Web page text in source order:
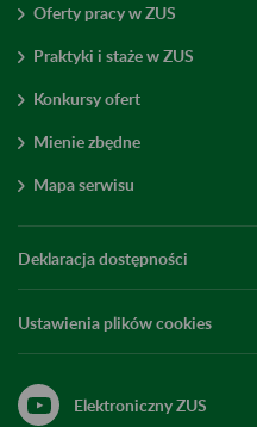
Oferty pracy w ZUS
Praktyki i staże w ZUS
Konkursy ofert
Mienie zbędne
Mapa serwisu
Deklaracja dostępności
Ustawienia plików cookies
Elektroniczny ZUS